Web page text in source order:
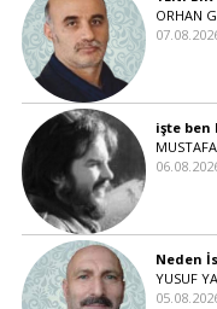
ORHAN
işte ben
Neden
YUSUF